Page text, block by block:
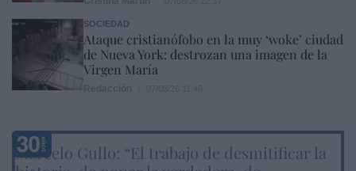
SOCIEDAD
Ataque cristianófobo en la muy ‘woke’ ciudad
de Nueva York: destrozan una imagen de la
Virgen María
Marcelo Gullo: “El trabajo de desmitificar la